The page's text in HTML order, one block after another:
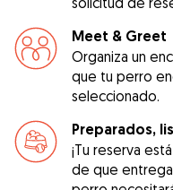
Meet & Greet
Organiza un
que tu perro
seleccionado.
Preparados,
¡Tu reserva
de que